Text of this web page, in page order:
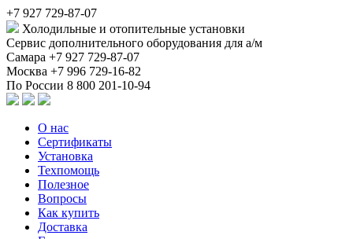
+7 927 729-87-07
Холодильные и отопительные установки
Сервис дополнительного оборудования для а/м
Самара +7 927 729-87-07
Москва +7 996 729-16-82
По России 8 800 201-10-94
О нас
Сертификаты
Установка
Техпомощь
Полезное
Вопросы
Как купить
Доставка